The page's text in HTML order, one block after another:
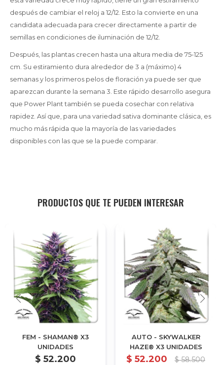
después de cambiar el reloj a 12/12. Esto la convierte en una
candidata adecuada para crecer directamente a partir de
semillas en condiciones de iluminación de 12/12.
Después, las plantas crecen hasta una altura media de 75-125
cm. Su estiramiento dura alrededor de 3 a (máximo) 4
semanas y los primeros pelos de floración ya puede ser que
aparezcan durante la semana 3. Este rápido desarrollo asegura
que Power Plant también se pueda cosechar con relativa
rapidez. Así que, para una variedad sativa dominante clásica, es
mucho más rápida que la mayoría de las variedades
disponibles con las que se la puede comparar.
PRODUCTOS QUE TE PUEDEN INTERESAR
FEM - SHAMAN® X3
UNIDADES
$ 52.200
AUTO - SKYWALKER
HAZE® X3 UNIDADES
$ 52.200 $ 58.500